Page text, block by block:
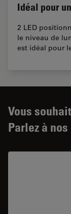
Idéal pour
2 LED
le niveau de
est idéal pour
Vous
Parlez à